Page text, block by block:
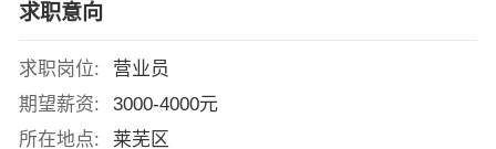
求职意向
求职岗位:
营业员
期望薪资:
3000-4000元
所在地点:
莱芜区